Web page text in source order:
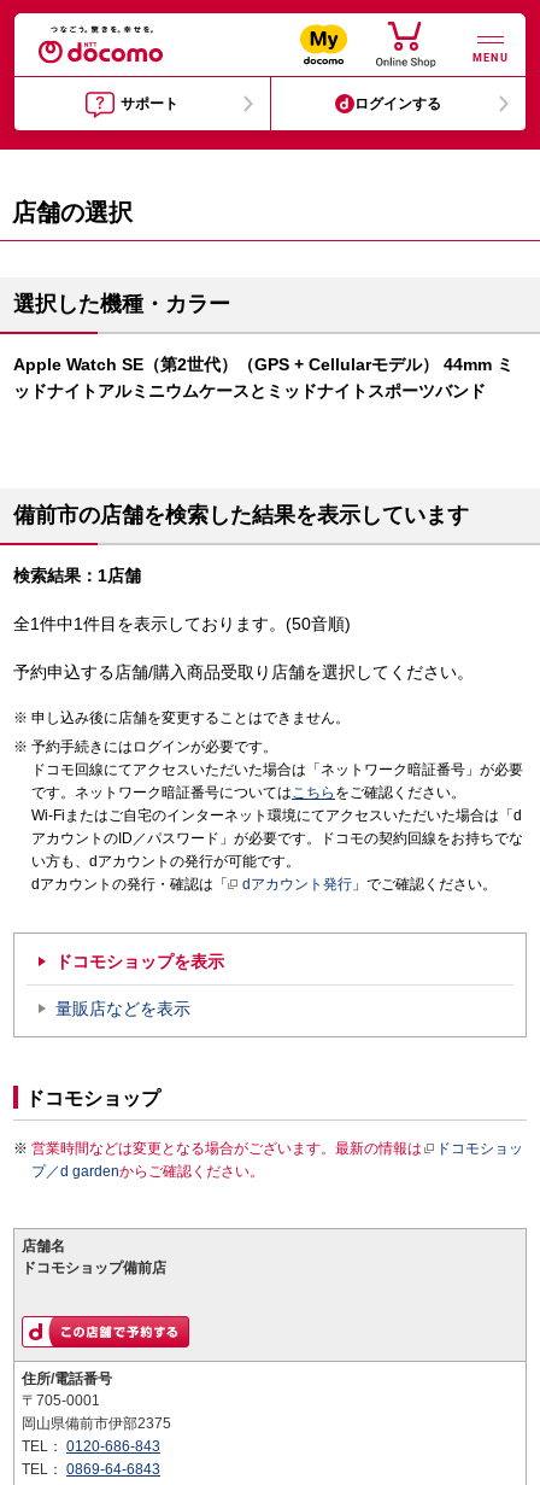
MENU
サポート ログインする
店舗の選択
選択した機種・カラー
Apple Watch SE（第2世代）（GPS + Cellularモデル） 44mm ミ
ッドナイトアルミニウムケースとミッドナイトスポーツバンド
備前市の店舗を検索した結果を表示しています
検索結果：1店舗
全1件中1件目を表示しております。(50音順)
予約申込する店舗/購入商品受取り店舗を選択してください。
申し込み後に店舗を変更することはできません。
予約手続きにはログインが必要です。
ドコモ回線にてアクセスいただいた場合は「ネットワーク暗証番号」が必要
です。ネットワーク暗証番号についてはこちら をご確認ください。
Wi-Fiまたはご自宅のインターネット環境にてアクセスいただいた場合は「d
アカウントのID／パスワード」が必要です。ドコモの契約回線をお持ちでな
い方も、dアカウントの発行が可能です。
dアカウントの発行・確認は「
dアカウント発行 」でご確認ください。
ドコモショップを表示
量販店などを表示
ドコモショップ
営業時間などは変更となる場合がございます。最新の情報は
ドコモショッ
プ／d gardenからご確認ください。
店舗名
ドコモショップ備前店
住所/電話番号
〒705-0001
岡山県備前市伊部2375
TEL： 0120-686-843
TEL： 0869-64-6843